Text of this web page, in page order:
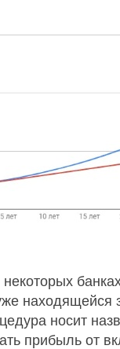
находящейся
носит
прибыль от